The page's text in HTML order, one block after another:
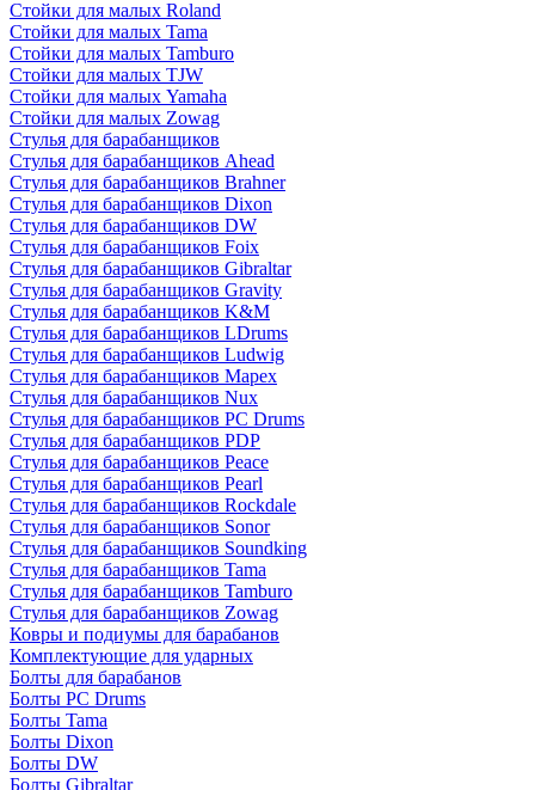
Стойки для малых Roland
Стойки для малых Tama
Стойки для малых Tamburo
Стойки для малых TJW
Стойки для малых Yamaha
Стойки для малых Zowag
Стулья для барабанщиков
Стулья для барабанщиков Ahead
Стулья для барабанщиков Brahner
Стулья для барабанщиков Dixon
Стулья для барабанщиков DW
Стулья для барабанщиков Foix
Стулья для барабанщиков Gibraltar
Стулья для барабанщиков Gravity
Стулья для барабанщиков K&M
Стулья для барабанщиков LDrums
Стулья для барабанщиков Ludwig
Стулья для барабанщиков Mapex
Стулья для барабанщиков Nux
Стулья для барабанщиков PC Drums
Стулья для барабанщиков PDP
Стулья для барабанщиков Peace
Стулья для барабанщиков Pearl
Стулья для барабанщиков Rockdale
Стулья для барабанщиков Sonor
Стулья для барабанщиков Soundking
Стулья для барабанщиков Tama
Стулья для барабанщиков Tamburo
Стулья для барабанщиков Zowag
Ковры и подиумы для барабанов
Комплектующие для ударных
Болты для барабанов
Болты PC Drums
Болты Tama
Болты Dixon
Болты DW
Болты Gibraltar